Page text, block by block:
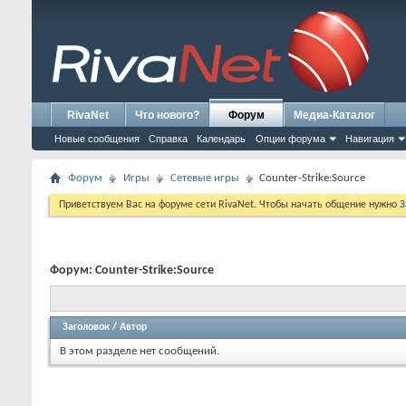
RivaNet Что нового? Форум
Новые сообщения Справка Календарь Опции форума Навигация
Медиа-Каталог
Форум Игры Сетевые игры Counter-Strike:Source
Приветствуем Вас на форуме сети RivaNet. Чтобы начать общение нужно
Форум: Counter-Strike:Source
Заголовок / Автор
В этом разделе нет сообщений.